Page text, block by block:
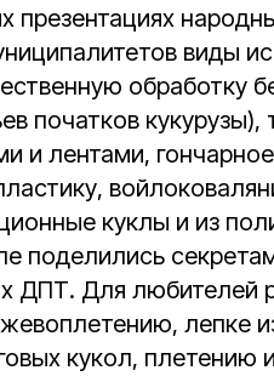
презентациях
виды
обработку
початков
и лентами,
куклы и из
поделились
ДПТ. Для любителей
лепке
кукол, плетению